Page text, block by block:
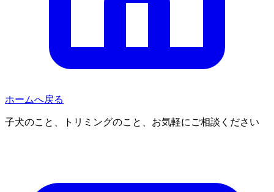
ホームへ戻る
子犬のこと、トリミングのこと、お気軽にご相談ください